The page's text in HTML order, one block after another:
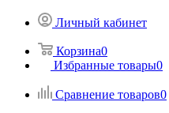
Личный кабинет
Корзина0
Избранные товары0
Сравнение товаров0